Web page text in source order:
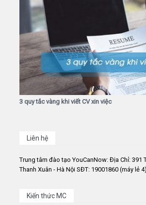
3 quy tắc vàng khi viết CV xin việc
Liên hệ
Trung tâm đào tạo YouCanNow: Địa Chỉ: 391
Thanh Xuân - Hà Nội SĐT: 19001860 (máy lẻ
Kiến thức MC